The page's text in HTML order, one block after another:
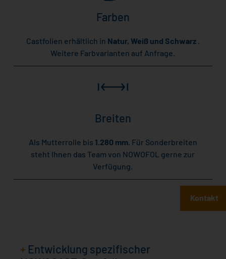
Farben
Castfolien erhältlich in Natur, Weiß und Schwarz .
Weitere Farbvarianten auf Anfrage.
Breiten
Als Mutterrolle bis 1.280 mm. Für Sonderbreiten
steht Ihnen das Team von NOWOFOL gerne zur
Verfügung.
+ Entwicklung spezifischer
Kontakt